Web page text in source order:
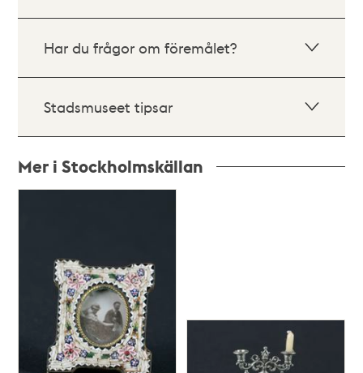
Har du frågor om föremålet?
Stadsmuseet tipsar
Mer i Stockholmskällan